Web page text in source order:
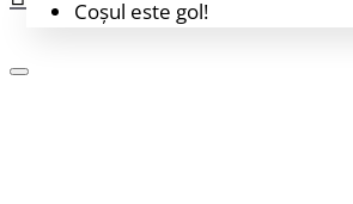
Coșul este gol!